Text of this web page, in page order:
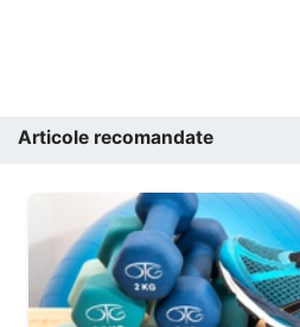
Articole recomandate